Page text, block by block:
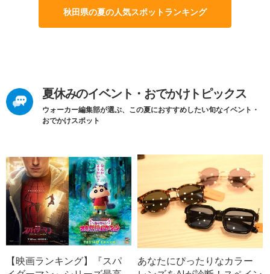
秋田県の夏の人気スポットランキング
夏休みのイベント・おでかけトピックス
ウォーカー編集部が選ぶ、この夏におすすめしたい旬なイベント・
おでかけスポット
【映画ランキング】『スパ
あなたにぴったりなカラー